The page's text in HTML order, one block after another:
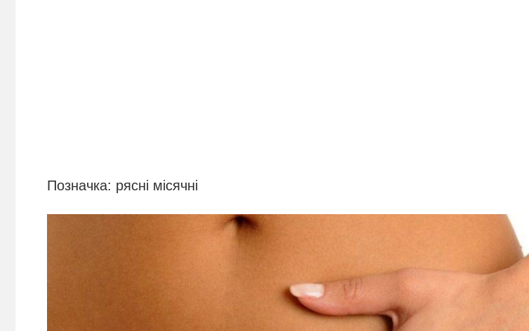
Позначка: рясні місячні